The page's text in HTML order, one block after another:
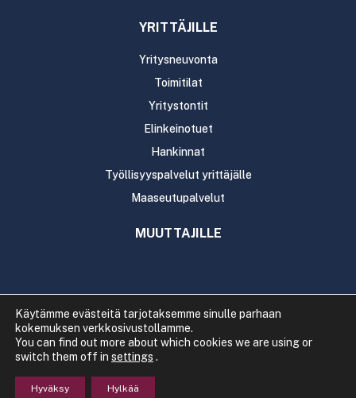
YRITTÄJILLE
Yritysneuvonta
Toimitilat
Yritystontit
Elinkeinotuet
Hankinnat
Työllisyyspalvelut yrittäjälle
Maaseutupalvelut
MUUTTAJILLE
Copyright 2020 Rautavaaran kunta
TietosuojaSaavutettavuus
Käytämme evästeitä tarjotaksemme sinulle parhaan
kokemuksen verkkosivustollamme.
You can find out more about which cookies we are using or
switch them off in settings .
Hyväksy Hylkää